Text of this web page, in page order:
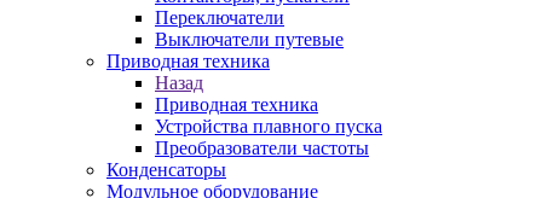
Переключатели
Выключатели путевые
Приводная техника
Назад
Приводная техника
Устройства плавного пуска
Преобразователи частоты
Конденсаторы
Модульное оборудование